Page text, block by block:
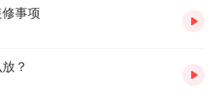
事项
？